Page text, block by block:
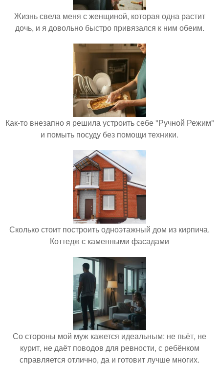
Жизнь свела меня с женщиной, которая одна растит
дочь, и я довольно быстро привязался к ним обеим.
Как-то внезапно я решила устроить себе "Ручной Режим"
и помыть посуду без помощи техники.
Сколько стоит построить одноэтажный дом из кирпича.
Коттедж с каменными фасадами
Со стороны мой муж кажется идеальным: не пьёт, не
курит, не даёт поводов для ревности, с ребёнком
справляется отлично, да и готовит лучше многих.